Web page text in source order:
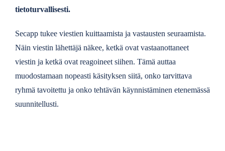
tietoturvallisesti.
Secapp tukee viestien kuittaamista ja vastausten seuraamista.
Näin viestin lähettäjä näkee, ketkä ovat vastaanottaneet
viestin ja ketkä ovat reagoineet siihen. Tämä auttaa
muodostamaan nopeasti käsityksen siitä, onko tarvittava
ryhmä tavoitettu ja onko tehtävän käynnistäminen etenemässä
suunnitellusti.